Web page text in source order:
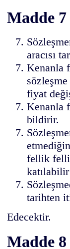
Madde 7
aracısı
Kenanla
fiyat
Kenanla
bildirir.
fellik
tarihten
Edecektir.
Madde